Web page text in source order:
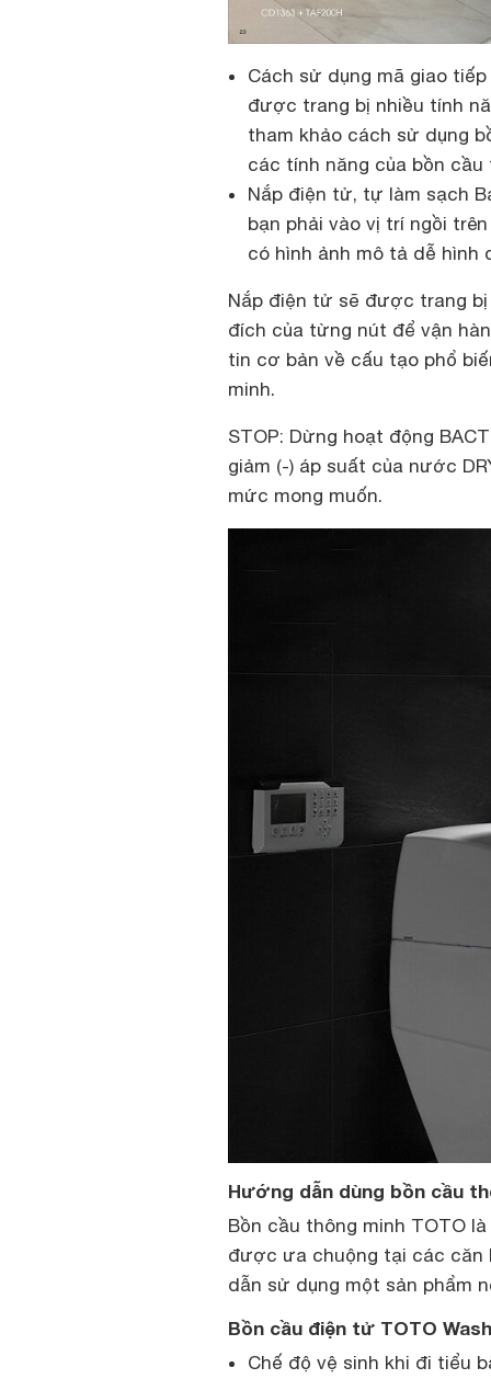
Cách sử dụng mã giao
được trang bị nhiều tính
tham khảo cách sử dụng
các tính năng của bồn
Nắp điện tử, tự làm sạch
bạn phải vào vị trí ngồi
có hình ảnh mô tả dễ hình
Nắp điện tử sẽ được trang
đích của từng nút để vận
tin cơ bản về cấu tạo phổ
minh.
STOP: Dừng hoạt động
giảm (-) áp suất của nước
mức mong muốn.
Hướng dẫn dùng bồn cầu
Bồn cầu thông minh TOTO
được ưa chuộng tại các căn
dẫn sử dụng một sản phẩm
Bồn cầu điện tử TOTO
Chế độ vệ sinh khi đi tiểu